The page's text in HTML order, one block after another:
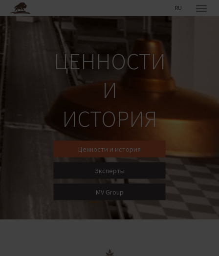
ЦЕННОСТИ
И
ИСТОРИЯ
Ценности и история
Эксперты
MV Group
RU